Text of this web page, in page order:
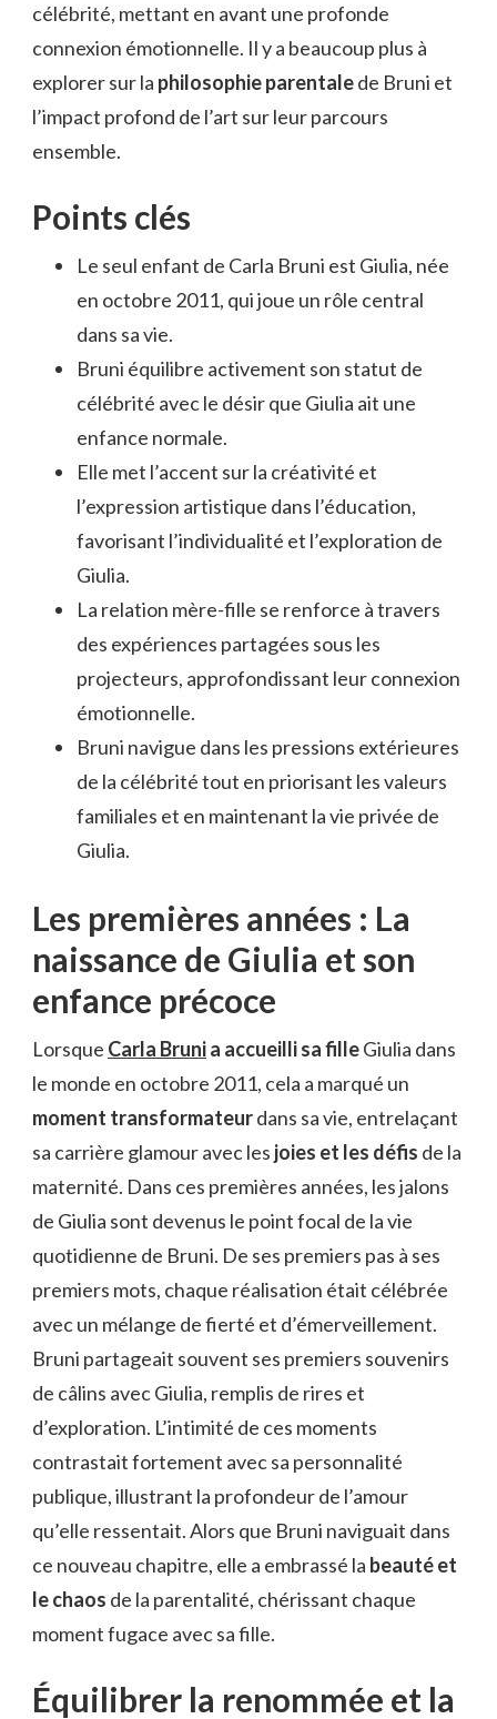
célébrité, mettant en avant une profonde
connexion émotionnelle. Il y a beaucoup plus à
explorer sur la philosophie parentalede Bruni et
l’impact profond de l’art sur leur parcours
ensemble.
Points clés
Le seul enfant de Carla Bruni est Giulia, née
en octobre 2011, qui joue un rôle central
dans sa vie.
Bruni équilibre activement son statut de
célébrité avec le désir que Giulia ait une
enfance normale.
Elle met l’accent sur la créativité et
l’expression artistique dans l’éducation,
favorisant l’individualité et l’exploration de
Giulia.
La relation mère-fille se renforce à travers
des expériences partagées sous les
projecteurs, approfondissant leur connexion
émotionnelle.
Bruni navigue dans les pressions extérieures
de la célébrité tout en priorisant les valeurs
familiales et en maintenant la vie privée de
Giulia.
Les premières années : La
naissance de Giulia et son
enfance précoce
Lorsque Carla Brunia accueilli sa filleGiulia dans
le monde en octobre 2011, cela a marqué un
moment transformateurdans sa vie, entrelaçant
sa carrière glamour avec les joies et les défis de la
maternité. Dans ces premières années, les jalons
de Giulia sont devenus le point focal de la vie
quotidienne de Bruni. De ses premiers pas à ses
premiers mots, chaque réalisation était célébrée
avec un mélange de fierté et d’émerveillement.
Bruni partageait souvent ses premiers souvenirs
de câlins avec Giulia, remplis de rires et
d’exploration. L’intimité de ces moments
contrastait fortement avec sa personnalité
publique, illustrant la profondeur de l’amour
qu’elle ressentait. Alors que Bruni naviguait dans
ce nouveau chapitre, elle a embrassé la beauté et
le chaos de la parentalité, chérissant chaque
moment fugace avec sa fille.
Équilibrer la renommée et la